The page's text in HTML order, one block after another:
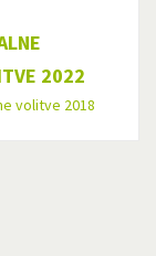
2022
volitve 2018